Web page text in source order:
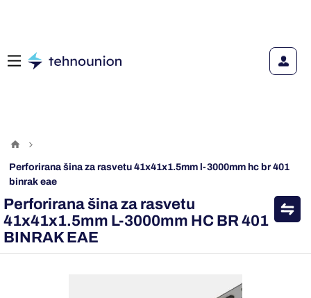
perforirana šina za rasvetu 41x41x1.5mm l-3000mm hc br 401
binrak eae
Perforirana šina za rasvetu
41x41x1.5mm L-3000mm HC BR 401
BINRAK EAE